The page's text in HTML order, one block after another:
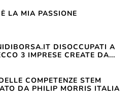
LA MIA PASSIONE
DISOCCUPATI A
3 IMPRESE CREATE DA...
COMPETENZE STEM
DA PHILIP MORRIS ITALIA